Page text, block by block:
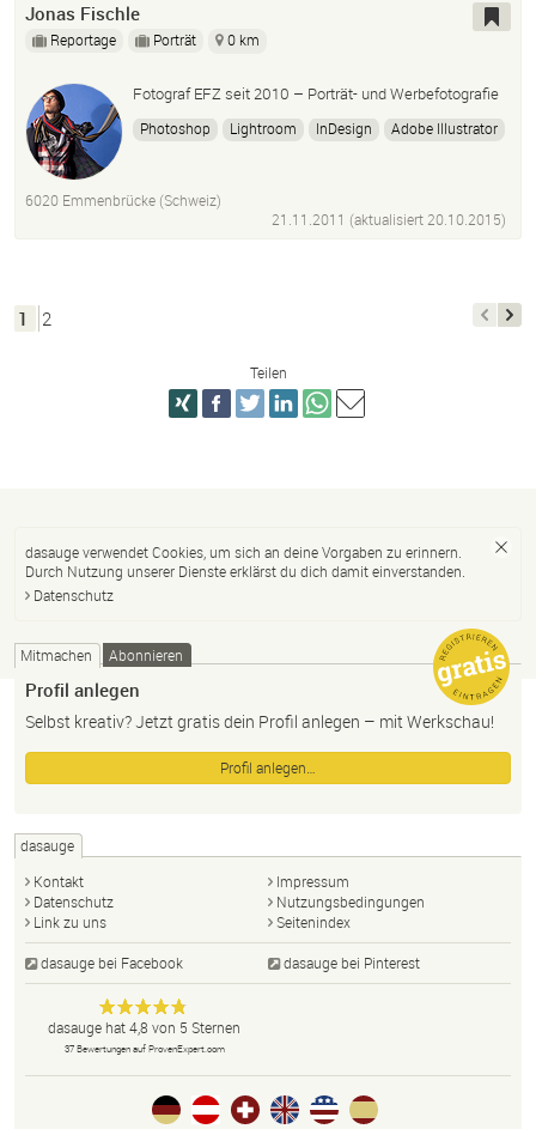
Jonas Fischle
Reportage Porträt 0 km
Fotograf EFZ seit 2010 – Porträt- und Werbefotografie
Photoshop Lightroom InDesign
Adobe Illustrator
6020 Emmenbrücke (Schweiz)
21.11.2011 (aktualisiert20.10.2015)
1 2
Teilen
dasauge verwendet Cookies, um sich an deine Vorgaben zu erinnern.
Durch Nutzung unserer Dienste erklärst du dich damit einverstanden.
Datenschutz
Mitmachen Abonnieren
Profil anlegen
Selbst kreativ? Jetzt gratis dein Profil anlegen – mit Werkschau!
Profil anlegen…
dasauge
Kontakt
Impressum
Datenschutz
Nutzungsbedingungen
Link zu uns
Seitenindex
dasauge bei Facebook dasauge bei Pinterest
dasauge
Designer,
Fotografen,
Agenturen,
Portfolios
Anonym
dasauge hat4,8 von 5 Sternen
37Bewertungen auf ProvenExpert.com